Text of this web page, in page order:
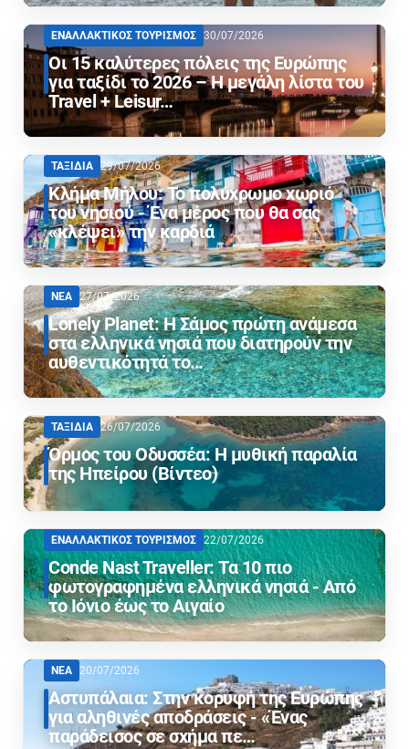
ΕΝΑΛΛΑΚΤΙΚΟΣ ΤΟΥΡΙΣΜΟΣ 30/07/2026
Οι 15 καλύτερες πόλεις της Ευρώπης
για ταξίδι το 2026 – Η μεγάλη λίστα του
Travel + Leisur…
ΤΑΞΙΔΙΑ 29/07/2026
Κλήμα Μήλου: Το πολύχρωμο χωριό
του νησιού - Ένα μέρος που θα σας
«κλέψει» την καρδιά
ΝΕΑ 27/07/2026
Lonely Planet: Η Σάμος πρώτη ανάμεσα
στα ελληνικά νησιά που διατηρούν την
αυθεντικότητά το…
ΤΑΞΙΔΙΑ 26/07/2026
Όρμος του Οδυσσέα: Η μυθική παραλία
της Ηπείρου (Βίντεο)
ΕΝΑΛΛΑΚΤΙΚΟΣ ΤΟΥΡΙΣΜΟΣ 22/07/2026
Conde Nast Traveller: Τα 10 πιο
φωτογραφημένα ελληνικά νησιά - Από
το Ιόνιο έως το Αιγαίο
ΝΕΑ 20/07/2026
Αστυπάλαια: Στην κορυφή της Ευρώπης
για αληθινές αποδράσεις - «Ένας
παράδεισος σε σχήμα πε…